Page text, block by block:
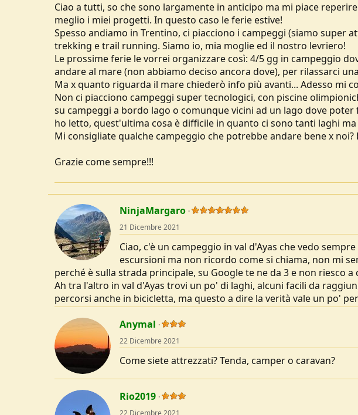
Ciao a tutti, so che sono largamente in anticipo ma mi piace
meglio i miei progetti. In questo caso le ferie estive!
Spesso andiamo in Trentino, ci piacciono i campeggi (siamo super
trekking e trail running. Siamo io, mia moglie ed il nostro levriero!
Le prossime ferie le vorrei organizzare così: 4/5 gg in campeggio
andare al mare (non abbiamo deciso ancora dove), per rilassarci
Ma x quanto riguarda il mare chiederò info più avanti... Adesso mi
Non ci piacciono campeggi super tecnologici, con piscine
su campeggi a bordo lago o comunque vicini ad un lago dove
ho letto, quest'ultima cosa è difficile in quanto ci sono tanti laghi
Mi consigliate qualche campeggio che potrebbe andare bene x
Grazie come sempre!!!
NinjaMargaro
21 Dicembre 2021
Ciao, c'è un campeggio in val d'Ayas che vedo
escursioni ma non ricordo come si chiama, non mi
perché è sulla strada principale, su Google te ne da 3 e non riesco a
Ah tra l'altro in val d'Ayas trovi un po' di laghi, alcuni facili da
percorsi anche in bicicletta, ma questo a dire la verità vale un po'
Anymal
22 Dicembre 2021
Come siete attrezzati? Tenda, camper o caravan?
Rio2019
22 Dicembre 2021